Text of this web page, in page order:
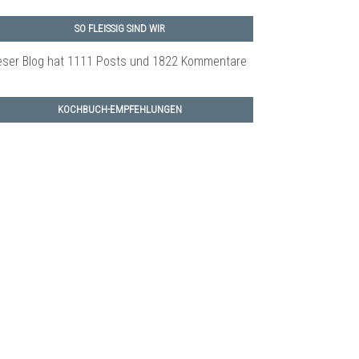
SO FLEISSIG SIND WIR
Blog hat 1111 Posts und 1822 Kommentare
KOCHBUCH-EMPFEHLUNGEN